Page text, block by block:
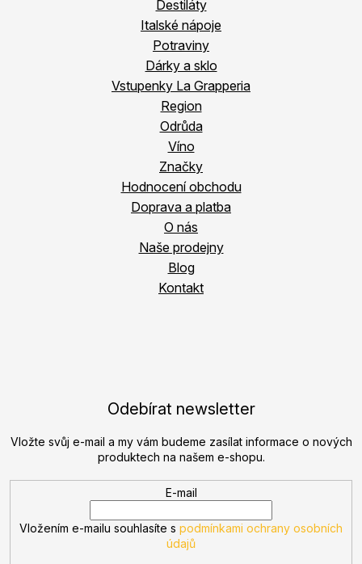
Destiláty
Italské nápoje
Potraviny
Dárky a sklo
Vstupenky La Grapperia
Region
Odrůda
Víno
Značky
Hodnocení obchodu
Doprava a platba
O nás
Naše prodejny
Blog
Kontakt
Odebírat newsletter
Vložte svůj e-mail a my vám budeme zasílat informace o nových
produktech na našem e-shopu.
E-mail
Vložením e-mailu souhlasíte s podmínkami ochrany osobních
údajů